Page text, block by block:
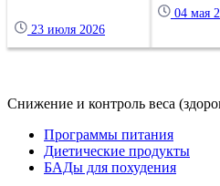
23 июля 2026
04 мая
Снижение и контроль веса
Программы питания
Диетические продукты
БАДы для похудения